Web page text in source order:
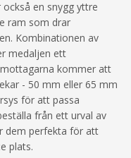
en snygg yttre
ram som drar
Kombinationen av
medaljen ett
kommer att
- 50 mm eller 65 mm
för att passa
från ett urval av
dem perfekta för att
plats.